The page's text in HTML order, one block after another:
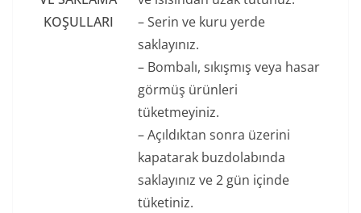
KOŞULLARI
– Serin ve kuru yerde
saklayınız.
– Bombalı, sıkışmış veya hasar
görmüş ürünleri
tüketmeyiniz.
– Açıldıktan sonra üzerini
kapatarak buzdolabında
saklayınız ve 2 gün içinde
tüketiniz.